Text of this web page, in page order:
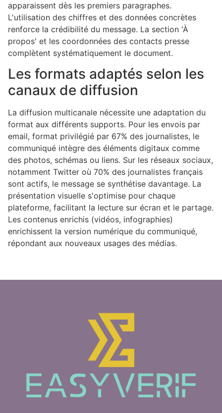
apparaissent dès les premiers paragraphes.
L'utilisation des chiffres et des données concrètes
renforce la crédibilité du message. La section 'À
propos' et les coordonnées des contacts presse
complètent systématiquement le document.
Les formats adaptés selon les
canaux de diffusion
La diffusion multicanale nécessite une adaptation du
format aux différents supports. Pour les envois par
email, format privilégié par 67% des journalistes, le
communiqué intègre des éléments digitaux comme
des photos, schémas ou liens. Sur les réseaux sociaux,
notamment Twitter où 70% des journalistes français
sont actifs, le message se synthétise davantage. La
présentation visuelle s'optimise pour chaque
plateforme, facilitant la lecture sur écran et le partage.
Les contenus enrichis (vidéos, infographies)
enrichissent la version numérique du communiqué,
répondant aux nouveaux usages des médias.